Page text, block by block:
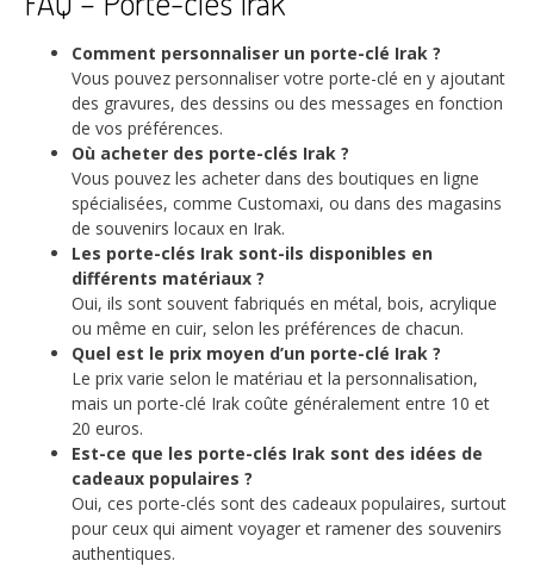
Comment personnaliser un porte-clé Irak ?
Vous pouvez personnaliser votre porte-clé en y ajoutant
des gravures, des dessins ou des messages en fonction
de vos préférences.
Où acheter des porte-clés Irak ?
Vous pouvez les acheter dans des boutiques en ligne
spécialisées, comme Customaxi, ou dans des magasins
de souvenirs locaux en Irak.
Les porte-clés Irak sont-ils disponibles en
différents matériaux ?
Oui, ils sont souvent fabriqués en métal, bois, acrylique
ou même en cuir, selon les préférences de chacun.
Quel est le prix moyen d’un porte-clé Irak ?
Le prix varie selon le matériau et la personnalisation,
mais un porte-clé Irak coûte généralement entre 10 et
20 euros.
Est-ce que les porte-clés Irak sont des idées de
cadeaux populaires ?
Oui, ces porte-clés sont des cadeaux populaires, surtout
pour ceux qui aiment voyager et ramener des souvenirs
authentiques.